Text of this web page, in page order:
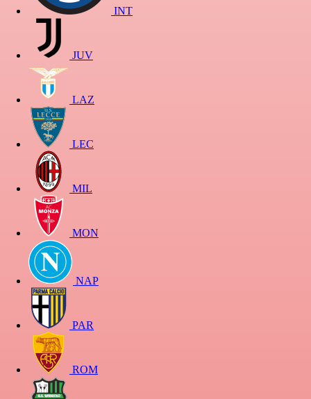
INT
JUV
LAZ
LEC
MIL
MON
NAP
PAR
ROM